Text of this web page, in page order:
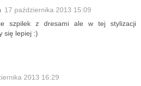
17 października 2013 15:09
szpilek z dresami ale w tej stylizacji
się lepiej :)
2013 16:29